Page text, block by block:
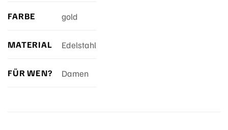
FARBE gold
MATERIAL Edelstahl
FÜR WEN? Damen